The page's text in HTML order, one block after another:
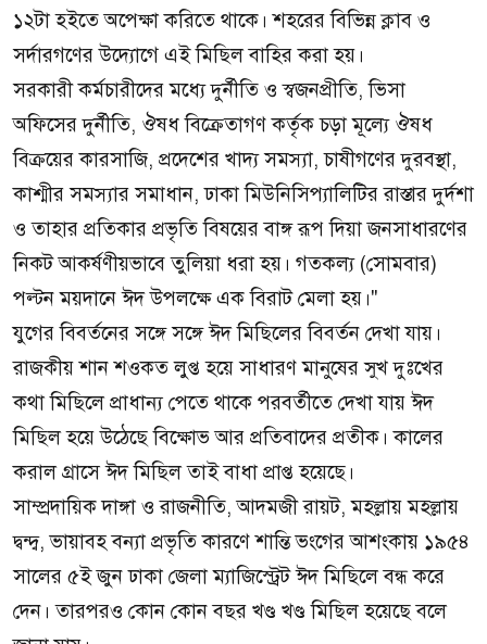
১২টা হইতে অপেক্ষা করিতে থাকে। শহরের বিভিন্ন ক্লাব ও
সর্দারগণের উদ্যোগে এই মিছিল বাহির করা হয়।
সরকারী কর্মচারীদের মধ্যে দুর্নীতি ও স্বজনপ্রীতি, ভিসা
অফিসের দুর্নীতি, ঔষধ বিক্রেতাগণ কর্তৃক চড়া মূল্যে ঔষধ
বিক্রয়ের কারসাজি, প্রদেশের খাদ্য সমস্যা, চাষীগণের দুরবস্থা,
কাশ্মীর সমস্যার সমাধান, ঢাকা মিউনিসিপ্যালিটির রাস্তার দুর্দশা
ও তাহার প্রতিকার প্রভৃতি বিষয়ের বাঙ্গ রূপ দিয়া জনসাধারণের
নিকট আকর্ষণীয়ভাবে তুলিয়া ধরা হয়। গতকল্য (সোমবার)
পল্টন ময়দানে ঈদ উপলক্ষে এক বিরাট মেলা হয়।"
যুগের বিবর্তনের সঙ্গে সঙ্গে ঈদ মিছিলের বিবর্তন দেখা যায়।
রাজকীয় শান শওকত লুপ্ত হয়ে সাধারণ মানুষের সুখ দুঃখের
কথা মিছিলে প্রাধান্য পেতে থাকে পরবর্তীতে দেখা যায় ঈদ
মিছিল হয়ে উঠেছে বিক্ষোভ আর প্রতিবাদের প্রতীক। কালের
করাল গ্রাসে ঈদ মিছিল তাই বাধা প্রাপ্ত হয়েছে।
সাম্প্রদায়িক দাঙ্গা ও রাজনীতি, আদমজী রায়ট, মহল্লায় মহল্লায়
দ্বন্দ্ব, ভায়াবহ বন্যা প্রভৃতি কারণে শান্তি ভংগের আশংকায় ১৯৫৪
সালের ৫ই জুন ঢাকা জেলা ম্যাজিস্ট্রেট ঈদ মিছিলে বন্ধ করে
দেন। তারপরও কোন কোন বছর খণ্ড খণ্ড মিছিল হয়েছে বলে